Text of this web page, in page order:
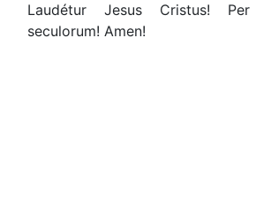
Laudétur Jesus Cristus!
seculorum! Amen!